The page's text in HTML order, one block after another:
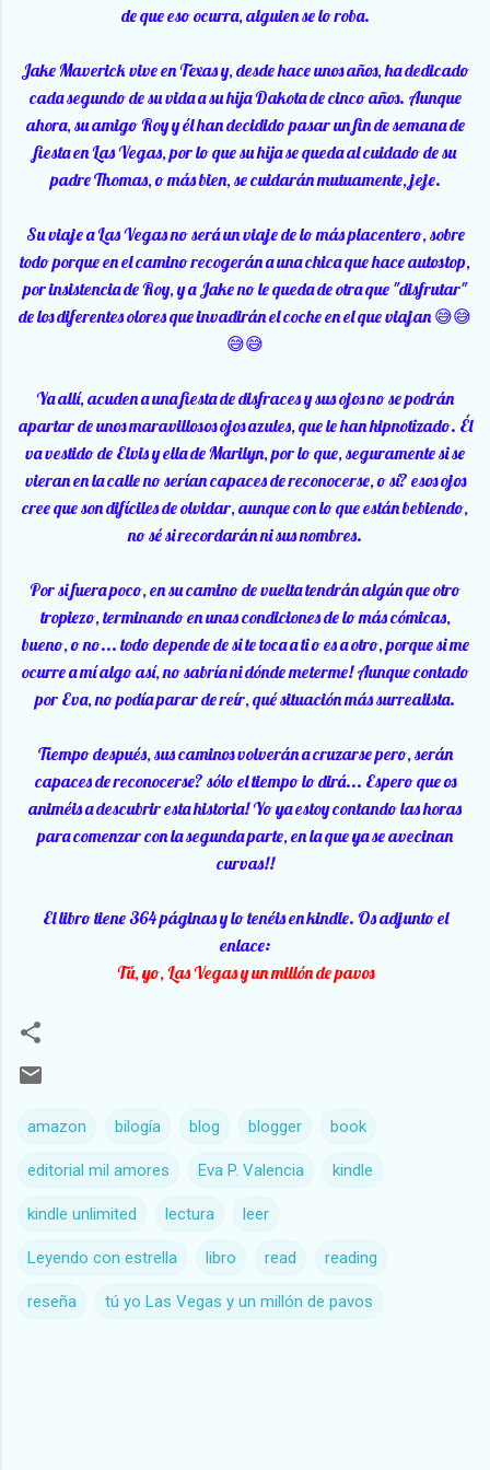
de que eso ocurra, alguien se lo roba.
Jake Maverick vive en Texas y, desde hace unos años, ha dedicado
cada segundo de su vida a su hija Dakota de cinco años. Aunque
ahora, su amigo Roy y él han decidido pasar un fin de semana de
fiesta en Las Vegas, por lo que su hija se queda al cuidado de su
padre Thomas, o más bien, se cuidarán mutuamente, jeje.
Su viaje a Las Vegas no será un viaje de lo más placentero, sobre
todo porque en el camino recogerán a una chica que hace autostop,
por insistencia de Roy, y a Jake no le queda de otra que "disfrutar"
de los diferentes olores que invadirán el coche en el que viajan 😅😅
😅😅
Ya allí, acuden a una fiesta de disfraces y sus ojos no se podrán
apartar de unos maravillosos ojos azules, que le han hipnotizado. Él
va vestido de Elvis y ella de Marilyn, por lo que, seguramente si se
vieran en la calle no serían capaces de reconocerse, o sí? esos ojos
cree que son difíciles de olvidar, aunque con lo que están bebiendo,
no sé si recordarán ni sus nombres.
Por si fuera poco, en su camino de vuelta tendrán algún que otro
tropiezo, terminando en unas condiciones de lo más cómicas,
bueno, o no... todo depende de si te toca a ti o es a otro, porque si me
ocurre a mí algo así, no sabría ni dónde meterme! Aunque contado
por Eva, no podía parar de reír, qué situación más surrealista.
Tiempo después, sus caminos volverán a cruzarse pero, serán
capaces de reconocerse? sólo el tiempo lo dirá... Espero que os
animéis a descubrir esta historia! Yo ya estoy contando las horas
para comenzar con la segunda parte, en la que ya se avecinan
curvas!!
El libro tiene 364 páginas y lo tenéis en kindle. Os adjunto el
enlace:
Tú, yo, Las Vegas y un millón de pavos
amazon bilogía blog blogger book
editorial mil amores Eva P. Valencia kindle
kindle unlimited lectura leer
Leyendo con estrella libro read reading
reseña tú yo Las Vegas y un millón de pavos